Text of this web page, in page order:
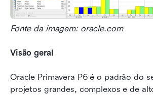
Fonte da imagem: oracle.com
Visão geral
Oracle Primavera P6 é o padrão do
projetos grandes, complexos e de